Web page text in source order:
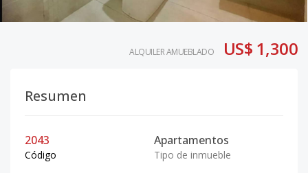
ALQUILER AMUEBLADO US$ 1,300
Resumen
2043
Código
Apartamentos
Tipo de inmueble